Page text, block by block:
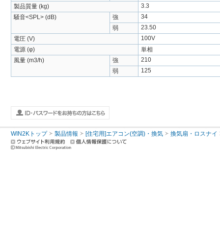
製品質量 (kg)
3.3
騒音<SPL> (dB)
強
34
弱
23.50
電圧 (V)
100V
電源 (φ)
単相
風量 (m3/h)
強
210
弱
125
WIN2Kトップ 製品情報 [住宅用]エアコン(空調)・換気 換気扇・ロスナイ